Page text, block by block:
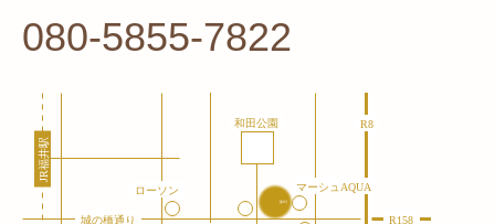
080-5855-7822